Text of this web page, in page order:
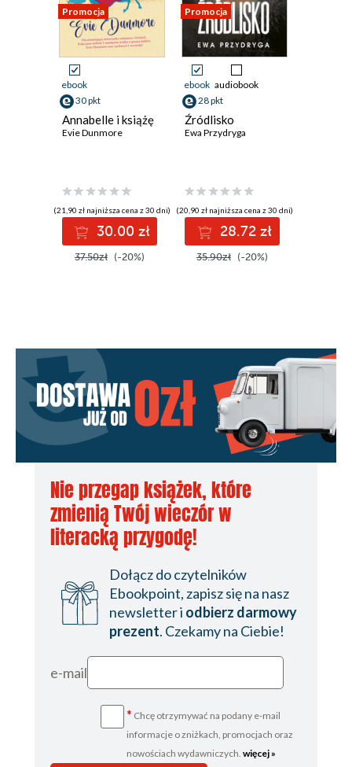
Osiem
Dziewięć
Dziesięć
Jedenaście
Dwanaście
Piętnaście
Szesnaście
Siedemnaście
Dwadzieścia
Dwadzieścia jeden
Dwadzieścia dwa
Dwadzieścia trzy
Dwadzieścia cztery
Dwadzieścia pięć
Dwadzieścia sześć
Dwadzieścia siedem
Dwadzieścia osiem
Dwadzieścia dziewięć
Trzydzieści
Trzydzieści jeden
Trzydzieści dwa
Trzydzieści trzy
Promocja
ebook
30 pkt
Annabelle i książę
Evie Dunmore
(21,90 zł najniższa cena z 30 dni)
30.00 zł
37.50zł (-20%)
Promocja
ebook audiobook
28 pkt
Źródlisko
Ewa Przydryga
(20,90 zł najniższa cena z 30 dni)
28.72 zł
35.90zł (-20%)
Nie przegap książek, które
zmienią Twój wieczór w
literacką przygodę!
Dołącz do czytelników
Ebookpoint, zapisz się na nasz
newsletter i odbierz darmowy
prezent. Czekamy na Ciebie!
e-mail
* Chcę otrzymywać na podany e-mail
informacje o zniżkach, promocjach oraz
nowościach wydawniczych. więcej »